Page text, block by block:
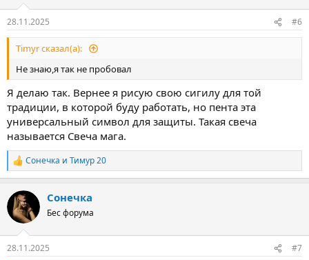
28.11.2025 #6
Timyr сказал(а):
Не знаю,я так не пробовал
Я делаю так. Вернее я рисую свою сигилу для той
традиции, в которой буду работать, но пента эта
универсальный символ для защиты. Такая свеча
называется Свеча мага.
Р
е
к
ц
и
Сонечка и Тимур 20
Сонечка
Бес форума
28.11.2025 #7